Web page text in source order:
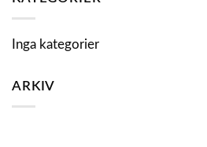
Inga kategorier
ARKIV